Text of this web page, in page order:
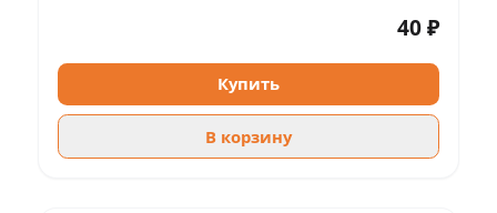
40 ₽
Купить
В корзину